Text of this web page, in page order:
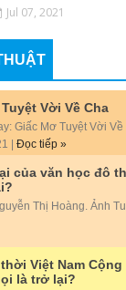
Jul 07, 2021
Vời Về Cha
Giấc Mơ Tuyệt Vời
| Đọc tiếp »
của văn học đô
Thị Hoàng. Ảnh
Việt Nam
là trở lại?